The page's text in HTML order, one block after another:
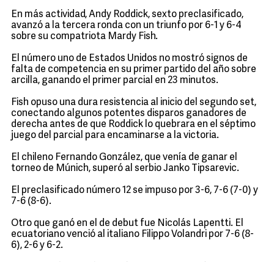
En más actividad, Andy Roddick, sexto preclasificado,
avanzó a la tercera ronda con un triunfo por 6-1 y 6-4
sobre su compatriota Mardy Fish.
El número uno de Estados Unidos no mostró signos de
falta de competencia en su primer partido del año sobre
arcilla, ganando el primer parcial en 23 minutos.
Fish opuso una dura resistencia al inicio del segundo set,
conectando algunos potentes disparos ganadores de
derecha antes de que Roddick lo quebrara en el séptimo
juego del parcial para encaminarse a la victoria.
El chileno Fernando González, que venía de ganar el
torneo de Múnich, superó al serbio Janko Tipsarevic.
El preclasificado número 12 se impuso por 3-6, 7-6 (7-0) y
7-6 (8-6).
Otro que ganó en el de debut fue Nicolás Lapentti. El
ecuatoriano venció al italiano Filippo Volandri por 7-6 (8-
6), 2-6 y 6-2.